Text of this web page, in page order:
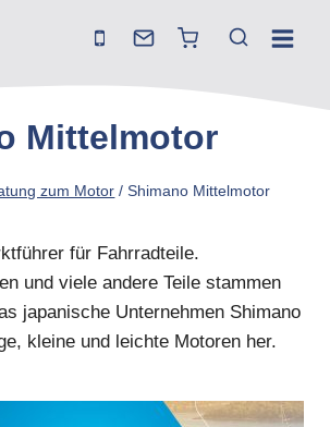
Mittelmotor
zum Motor / Shimano Mittelmotor
für Fahrradteile.
und viele andere Teile stammen
japanische Unternehmen Shimano
kleine und leichte Motoren her.